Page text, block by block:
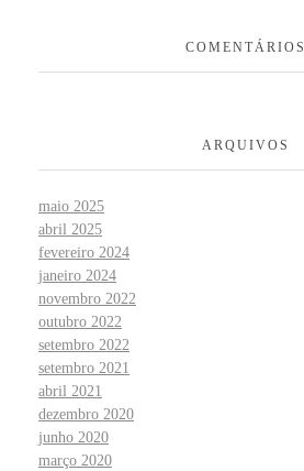
COMENTÁRIOS
ARQUIVOS
maio 2025
abril 2025
fevereiro 2024
janeiro 2024
novembro 2022
outubro 2022
setembro 2022
setembro 2021
abril 2021
dezembro 2020
junho 2020
março 2020